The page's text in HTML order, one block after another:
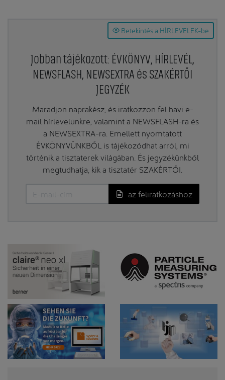
Betekintés a HÍRLEVELEK-be
Jobban tájékozott: ÉVKÖNYV, HÍRLEVÉL,
NEWSFLASH, NEWSEXTRA és SZAKÉRTŐI
JEGYZÉK
Maradjon naprakész, és iratkozzon fel havi e-
mail hírlevelünkre, valamint a NEWSFLASH-ra és
a NEWSEXTRA-ra. Emellett nyomtatott
ÉVKÖNYVÜNKBŐL is tájékozódhat arról, mi
történik a tisztaterek világában. És jegyzékünkből
megtudhatja, kik a tisztatér SZAKÉRTŐI.
az feliratkozáshoz